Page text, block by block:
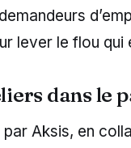
lever le flou
dans le
par Aksis, en